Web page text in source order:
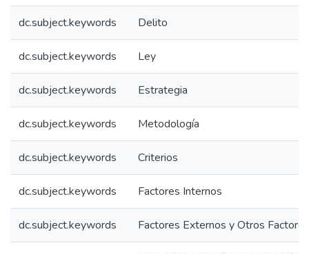
dc.subject.keywords Delito
dc.subject.keywords Ley
dc.subject.keywords Estrategia
dc.subject.keywords Metodología
dc.subject.keywords Criterios
dc.subject.keywords Factores Internos
dc.subject.keywords Factores Externos y Otros Factores